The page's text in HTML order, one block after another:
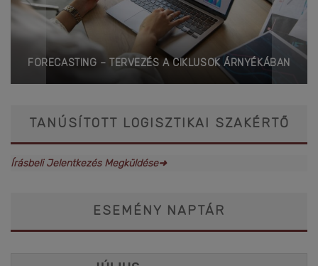
FORECASTING – TERVEZÉS A CIKLUSOK ÁRNYÉKÁBAN
TANÚSÍTOTT LOGISZTIKAI SZAKÉRTŐ
Írásbeli Jelentkezés Megküldése➜
ESEMÉNY NAPTÁR